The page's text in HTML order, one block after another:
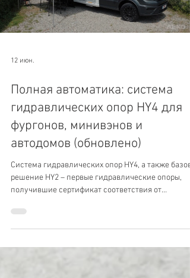
12 июн.
Полная автоматика: система
гидравлических опор HY4 для
фургонов, минивэнов и
автодомов (обновлено)
Система гидравлических опор HY4, а также
решение HY2 – первые гидравлические опоры,
получившие сертификат соответствия от